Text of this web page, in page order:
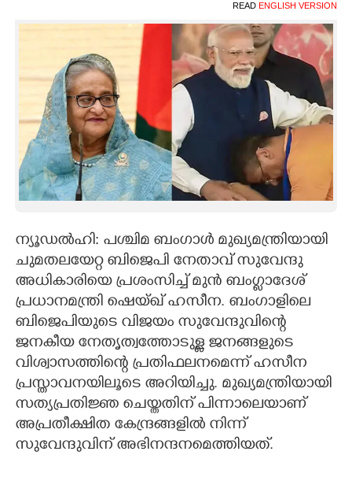
ART
ASTRO
LITERATURE
ZOOM
CONTACT US
READ ENGLISH VERSION
ന്യൂഡൽഹി: പശ്ചിമ ബംഗാൾ മുഖ്യമന്ത്രിയായി
ചുമതലയേറ്റ ബിജെപി നേതാവ് സുവേന്ദു
അധികാരിയെ പ്രശംസിച്ച് മുൻ ബംഗ്ലാദേശ്
പ്രധാനമന്ത്രി ഷെയ്ഖ് ഹസീന. ബംഗാളിലെ
ബിജെപിയുടെ വിജയം സുവേന്ദുവിന്റെ
ജനകീയ നേതൃത്വത്തോടുള്ള ജനങ്ങളുടെ
വിശ്വാസത്തിന്റെ പ്രതിഫലനമെന്ന് ഹസീന
പ്രസ്താവനയിലൂടെ അറിയിച്ചു. മുഖ്യമന്ത്രിയായി
സത്യപ്രതിജ്ഞ ചെയ്തതിന് പിന്നാലെയാണ്
അപ്രതീക്ഷിത കേന്ദ്രങ്ങളിൽ നിന്ന്
സുവേന്ദുവിന് അഭിനന്ദനമെത്തിയത്.